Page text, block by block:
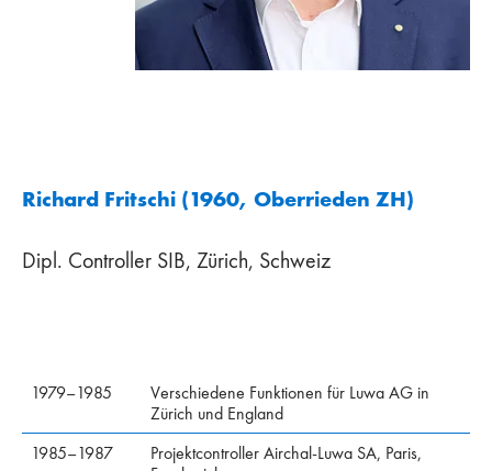
Richard Fritschi (1960, Oberrieden ZH)
Dipl. Controller SIB, Zürich, Schweiz
1979–1985
Verschiedene Funktionen für Luwa AG in
Zürich und England
1985–1987
Projektcontroller Airchal-Luwa SA, Paris,